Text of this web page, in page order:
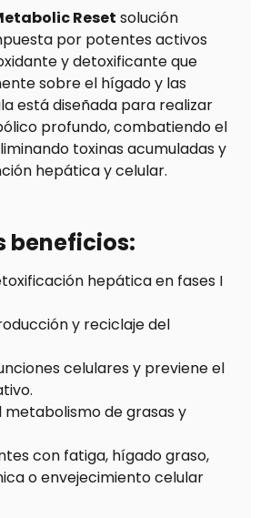
Reset solución
por potentes activos
y detoxificante que
sobre el hígado y las
está diseñada para realizar
profundo, combatiendo el
toxinas acumuladas y
hepática y celular.
beneficios:
hepática en fases I
y reciclaje del
celulares y previene el
metabolismo de grasas y
con fatiga, hígado graso,
o envejecimiento celular